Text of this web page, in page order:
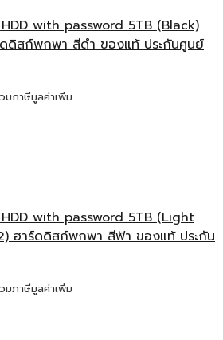
HDD with password 5TB (Black)
ดิสก์พกพา สีดำ ของแท้ ประกันศูนย์
มภาษีมูลค่าเพิ่ม
HDD with password 5TB (Light
ฮาร์ดดิสก์พกพา สีฟ้า ของแท้ ประกัน
มภาษีมูลค่าเพิ่ม